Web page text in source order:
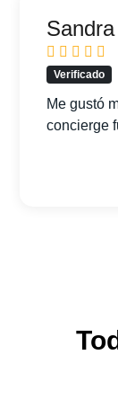
Sandra
Verificado
Me gustó
concierge